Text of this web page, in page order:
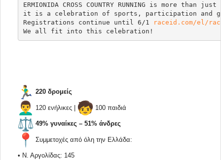
ERMIONIDA CROSS COUNTRY RUNNING is more than
it is a celebration of sports, participation and
Registrations continue until 6/1
raceid.com/el/
220 δρομείς
120 ενήλικες | 100 παιδιά
49% γυναίκες – 51% άνδρες
Συμμετοχές από όλη την Ελλάδα:
• Ν. Αργολίδας: 145